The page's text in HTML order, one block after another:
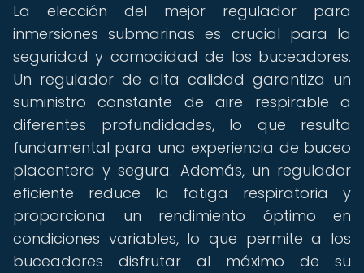
La elección del mejor regulador para
inmersiones submarinas es crucial para la
seguridad y comodidad de los buceadores.
Un regulador de alta calidad garantiza un
suministro constante de aire respirable a
diferentes profundidades, lo que resulta
fundamental para una experiencia de buceo
placentera y segura. Además, un regulador
eficiente reduce la fatiga respiratoria y
proporciona un rendimiento óptimo en
condiciones variables, lo que permite a los
buceadores disfrutar al máximo de su